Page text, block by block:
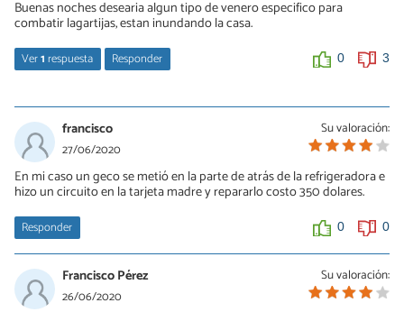
Buenas noches desearia algun tipo de venero especifico para
combatir lagartijas, estan inundando la casa.
Ver1respuesta Responder 0 3
06/08/2021
solo una mente perversa piensa en envenenar lagartijas
0 4
Su valoración:
francisco
27/06/2020
En mi caso un geco se metió en la parte de atrás de la refrigeradora e
hizo un circuito en la tarjeta madre y repararlo costo 350 dolares.
Responder 0 0
Su valoración:
Francisco Pérez
26/06/2020